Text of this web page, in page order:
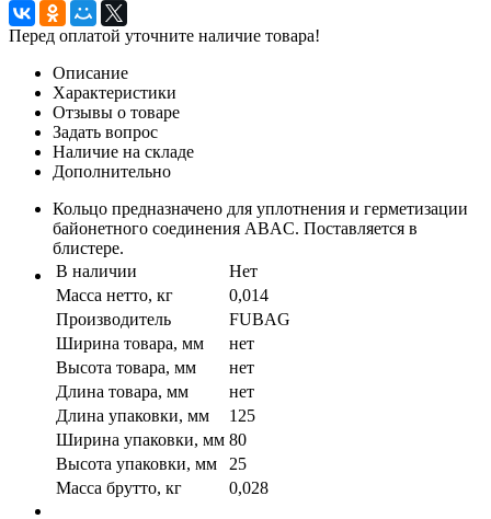
Перед оплатой уточните наличие товара!
Описание
Характеристики
Отзывы о товаре
Задать вопрос
Наличие на складе
Дополнительно
Кольцо предназначено для уплотнения и герметизации
байонетного соединения ABAC. Поставляется в
блистере.
В наличии
Нет
Масса нетто, кг
0,014
Производитель
FUBAG
Ширина товара, мм
нет
Высота товара, мм
нет
Длина товара, мм
нет
Длина упаковки, мм
125
Ширина упаковки, мм 80
Высота упаковки, мм
25
Масса брутто, кг
0,028